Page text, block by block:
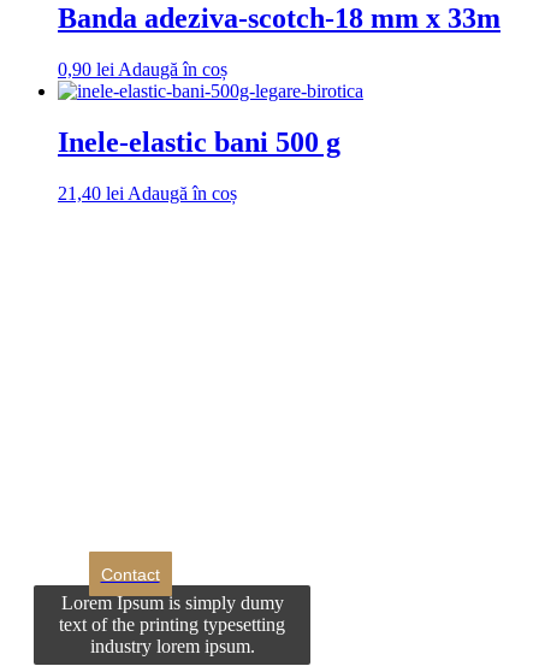
Banda adeziva-scotch-18 mm x 33m
0,90 lei Adaugă în coș
Inele-elastic bani 500 g
21,40 lei Adaugă în coș
Contact
Lorem Ipsum is simply dumy
text of the printing typesetting
industry lorem ipsum.